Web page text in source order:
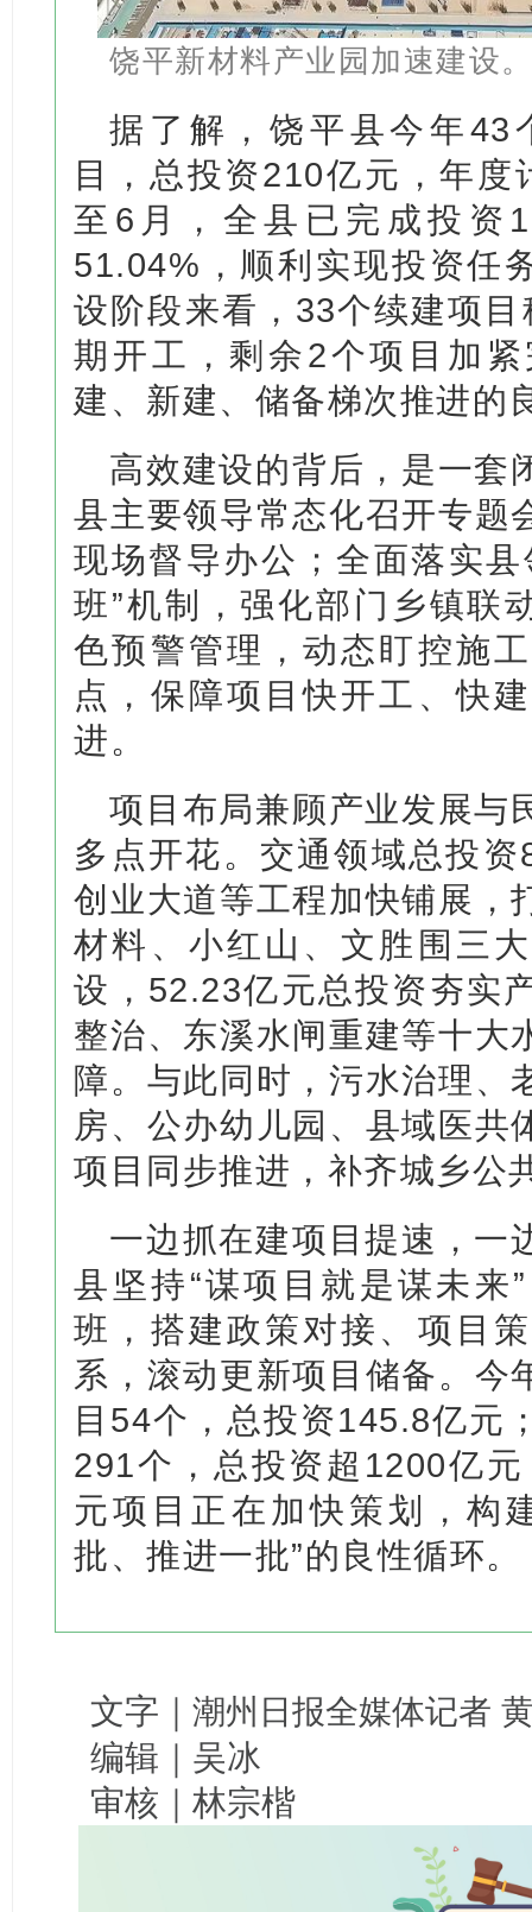
饶平新材料产业园加速建设
据了解，饶平县今年43
目，总投资210亿元，年
至6月，全县已完成投资
51.04%，顺利实现投资任
设阶段来看，33个续建项
期开工，剩余2个项目加
建、新建、储备梯次推进的
高效建设的背后，是一套
县主要领导常态化召开专题
现场督导办公；全面落实
班”机制，强化部门乡镇联
色预警管理，动态盯控施
点，保障项目快开工、快
进。
项目布局兼顾产业发展与
多点开花。交通领域总投
创业大道等工程加快铺展，
材料、小红山、文胜围三
设，52.23亿元总投资夯实
整治、东溪水闸重建等十大
障。与此同时，污水治理、
房、公办幼儿园、县域医共
项目同步推进，补齐城乡公
一边抓在建项目提速，一
县坚持“谋项目就是谋未来
班，搭建政策对接、项目
系，滚动更新项目储备。今
目54个，总投资145.8亿元
291个，总投资超1200亿
元项目正在加快策划，构
批、推进一批”的良性循环。
文字｜潮州日报全媒体记者
编辑｜吴冰
审核｜林宗楷